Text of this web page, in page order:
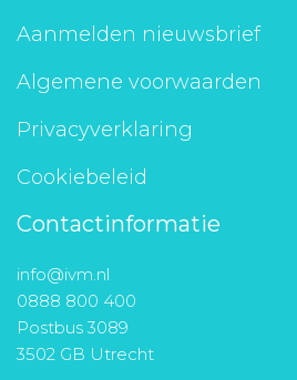
Aanmelden nieuwsbrief
Algemene voorwaarden
Privacyverklaring
Cookiebeleid
Contactinformatie
info@ivm.nl
0888 800 400
Postbus 3089
3502 GB Utrecht